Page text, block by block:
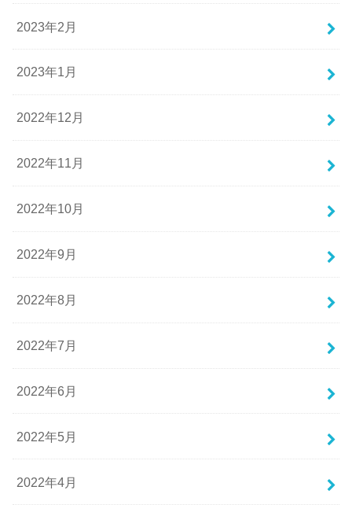
2023年2月
2023年1月
2022年12月
2022年11月
2022年10月
2022年9月
2022年8月
2022年7月
2022年6月
2022年5月
2022年4月